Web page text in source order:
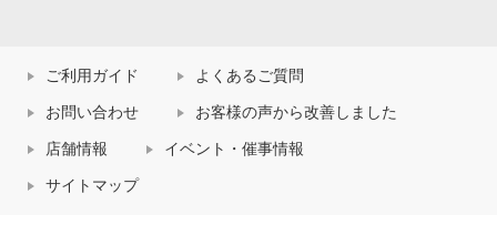
ご利用ガイド よくあるご質問
お問い合わせ お客様の声から改善しました
店舗情報 イベント・催事情報
サイトマップ